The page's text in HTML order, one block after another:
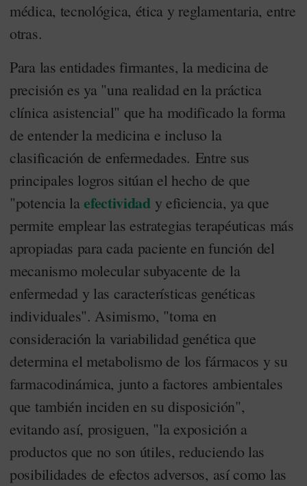
médica, tecnológica, ética y reglamentaria, entre
otras.
Para las entidades firmantes, la medicina de
precisión es ya "una realidad en la práctica
clínica asistencial" que ha modificado la forma
de entender la medicina e incluso la
clasificación de enfermedades. Entre sus
principales logros sitúan el hecho de que
"potencia laefectividady eficiencia, ya que
permite emplear las estrategias terapéuticas más
apropiadas para cada paciente en función del
mecanismo molecular subyacente de la
enfermedad y las características genéticas
individuales". Asimismo, "toma en
consideración la variabilidad genética que
determina el metabolismo de los fármacos y su
farmacodinámica, junto a factores ambientales
que también inciden en su disposición",
evitando así, prosiguen, "la exposición a
productos que no son útiles, reduciendo las
posibilidades de efectos adversos, así como las